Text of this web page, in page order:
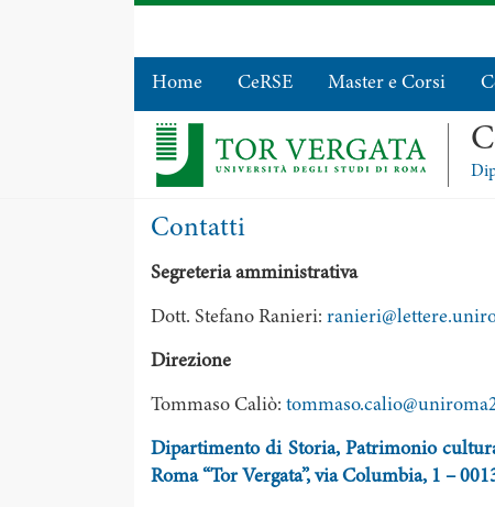
Home CeRSE Master e Corsi
Contatti
Segreteria amministrativa
Dott. Stefano Ranieri:
Direzione
Tommaso Caliò:
Dipartimento di Storia, Patrimonio
Roma “Tor Vergata”, via Columbia, 1 –